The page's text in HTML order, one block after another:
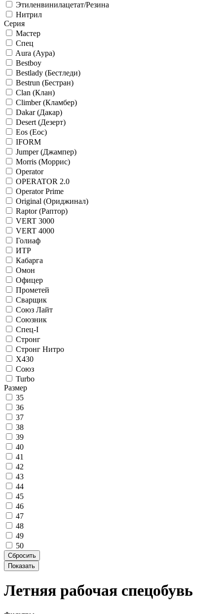
Этиленвинилацетат/Резина
Нитрил
Серия
Мастер
Спец
Aura (Аура)
Bestboy
Bestlady (Бестледи)
Bestrun (Бестран)
Clan (Клан)
Climber (Кламбер)
Dakar (Дакар)
Desert (Дезерт)
Eos (Еос)
IFORM
Jumper (Джампер)
Morris (Моррис)
Operator
OPERATOR 2.0
Operator Prime
Original (Ориджинал)
Raptor (Раптор)
VERT 3000
VERT 4000
Голиаф
ИТР
Кабарга
Омон
Офицер
Прометей
Сварщик
Союз Лайт
Союзник
Спец-I
Стронг
Стронг Нитро
Х430
Союз
Turbo
Размер
35
36
37
38
39
40
41
42
43
44
45
46
47
48
49
50
Летняя рабочая спецобувь